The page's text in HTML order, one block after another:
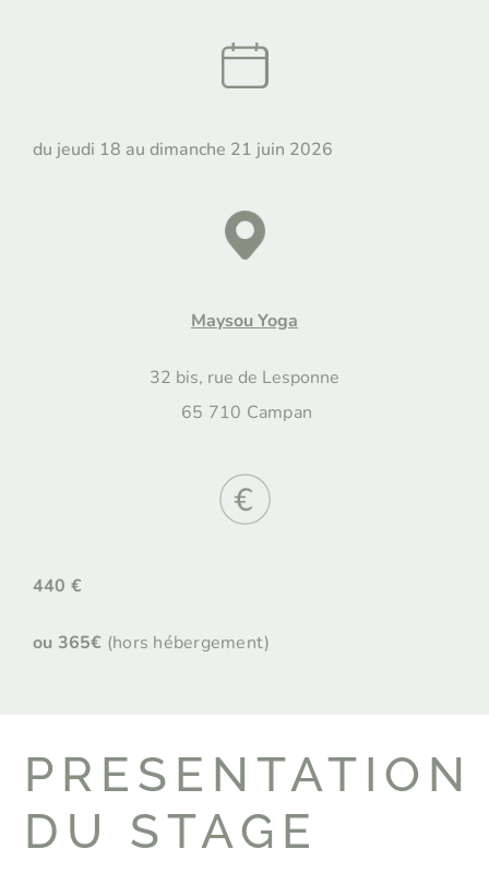
du jeudi 18 au dimanche 21 juin 2026
Maysou Yoga
32 bis, rue de Lesponne
65 710 Campan
440 €
ou 365€ (hors hébergement)
PRESENTATION
DU STAGE